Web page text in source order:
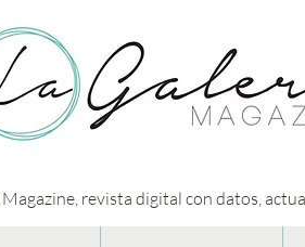
Magazine, revista digital con datos,